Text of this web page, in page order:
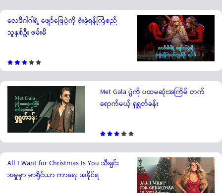
လေဒီဂါဂါရဲ့ ဖျော်ဖြေပွဲကို ဗုံးခွဲရန်ကြံစည်
သူနှစ်ဦး ဖမ်းမိ
Met Gala ပွဲကို ပထမဆုံးအကြိမ် တက်
ရောက်မယ့် ရှရွတ်ခန်း
All I Want for Christmas Is You သီချင်း
အမှုမှာ မာရိုင်ယာ ကာရေး အနိုင်ရ